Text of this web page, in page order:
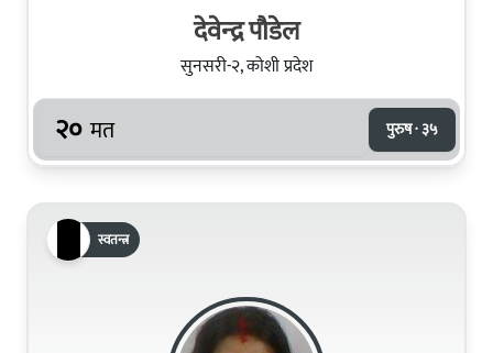
देवेन्‍द्र पौडेल
सुनसरी-२, कोशी प्रदेश
२० मत पुरुष · ३५
स्वतन्त्र